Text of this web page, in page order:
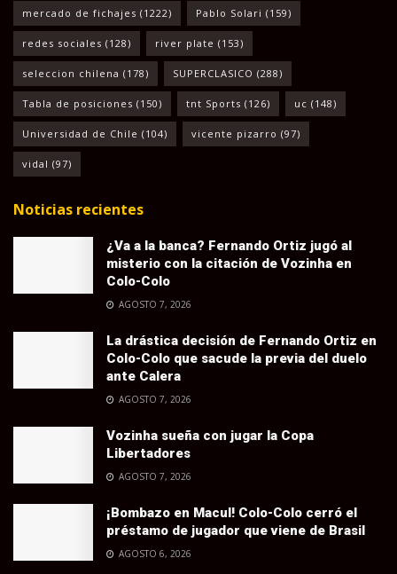
mercado de fichajes (1222) Pablo Solari (159)
redes sociales (128) river plate (153)
seleccion chilena (178) SUPERCLASICO (288)
Tabla de posiciones (150) tnt Sports (126) uc (148)
Universidad de Chile (104) vicente pizarro (97)
vidal (97)
Noticias recientes
¿Va a la banca? Fernando Ortiz jugó al
misterio con la citación de Vozinha en
Colo-Colo
AGOSTO 7, 2026
La drástica decisión de Fernando Ortiz en
Colo-Colo que sacude la previa del duelo
ante Calera
AGOSTO 7, 2026
Vozinha sueña con jugar la Copa
Libertadores
AGOSTO 7, 2026
¡Bombazo en Macul! Colo-Colo cerró el
préstamo de jugador que viene de Brasil
AGOSTO 6, 2026